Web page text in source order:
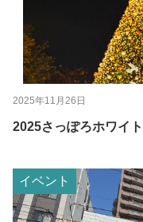
2025年11月26日
2025さっぽろホワイ
イベント